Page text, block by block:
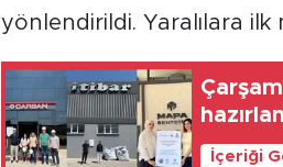
yönlendirildi. Yaralılara ilk
İçeriği